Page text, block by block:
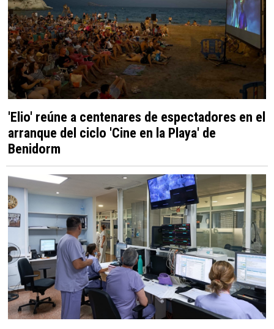
'Elio' reúne a centenares de espectadores en el
arranque del ciclo 'Cine en la Playa' de
Benidorm